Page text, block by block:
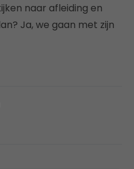
naar afleiding en
Ja, we gaan met zijn